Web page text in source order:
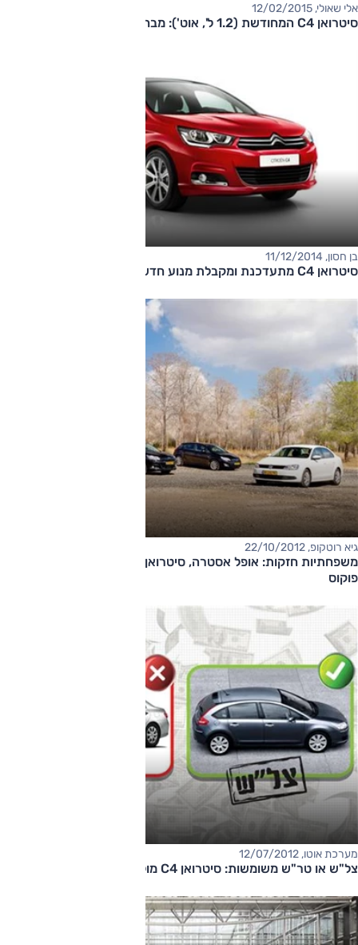
אלי שאולי, 12/02/2015
סיטרואן C4 המחודשת (1.2 ל', אוט'): מבחן דרכים (השקה)
בן חסון, 11/12/2014
סיטרואן C4 מתעדכנת ומקבלת מנוע חדש
גיא רוטקופ, 22/10/2012
פוקוס
מערכת אוטו, 12/07/2012
צל"ש או טר"ש משומשות: סיטרואן C4 מול טויוטה קורולה